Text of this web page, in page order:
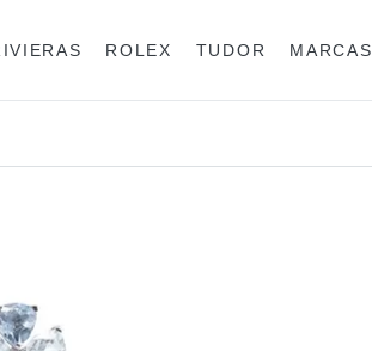
MARCAS
ROLEX TUDOR